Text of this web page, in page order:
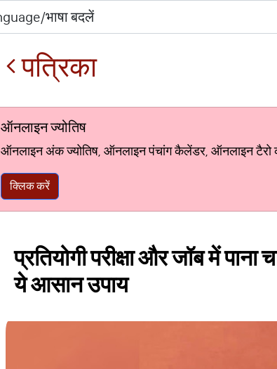
पत्रिका
ऑनलाइन ज्योतिष
ऑनलाइन अंक ज्योतिष, ऑनलाइन पंचांग कैलेंडर, ऑनलाइन टैरो
क्लिक करें
प्रतियोगी परीक्षा और जॉब में
ये आसान उपाय